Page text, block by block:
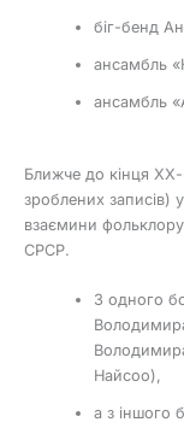
біг-бенд
ансамбль
ансамбль
Ближче до кінця
зроблених записів)
взаємини фольклору
СРСР.
З одного
Найсоо),
а з іншого